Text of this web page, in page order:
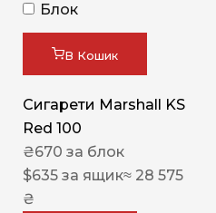
Блок
В Кошик
Сигарети Marshall KS
Red 100
₴670 за блок
$635 за ящик≈ 28 575
₴